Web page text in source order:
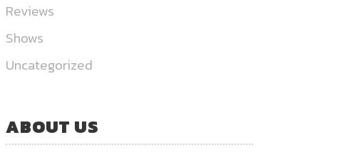
Reviews
Shows
Uncategorized
ABOUT US